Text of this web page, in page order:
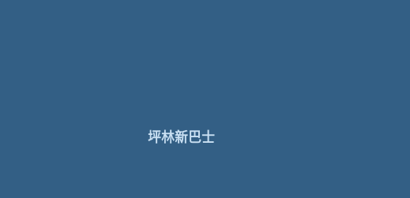
坪林新巴士